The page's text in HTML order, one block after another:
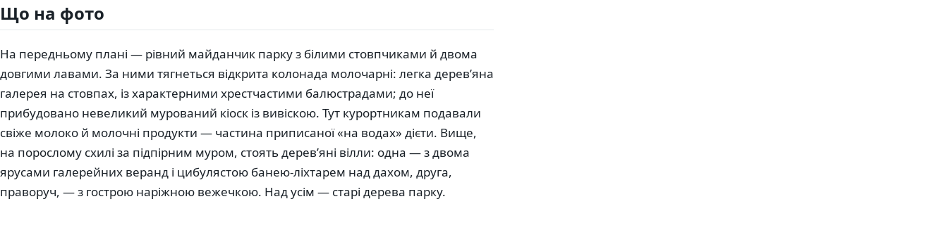
Що на фото
На передньому плані — рівний майданчик парку з білими стовпчиками й двома
довгими лавами. За ними тягнеться відкрита колонада молочарні: легка дерев’яна
галерея на стовпах, із характерними хрестчастими балюстрадами; до неї
прибудовано невеликий мурований кіоск із вивіскою. Тут курортникам подавали
свіже молоко й молочні продукти — частина приписаної «на водах» дієти. Вище,
на порослому схилі за підпірним муром, стоять дерев’яні вілли: одна — з двома
ярусами галерейних веранд і цибулястою банею-ліхтарем над дахом, друга,
праворуч, — з гострою наріжною вежечкою. Над усім — старі дерева парку.